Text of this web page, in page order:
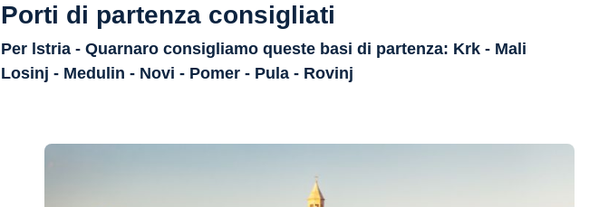
Porti di partenza consigliati
Per lstria - Quarnaro consigliamo queste basi di partenza: Krk - Mali
Losinj - Medulin - Novi - Pomer - Pula - Rovinj